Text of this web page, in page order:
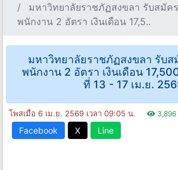
มหาวิทยาลัยราชภัฏสงขลา รับสมัค
พนักงาน 2 อัตรา เงินเดือน 17,5..
มหาวิทยาลัยราชภัฏสงขลา รับส
พนักงาน 2 อัตรา เงินเดือน
ที่ 13 - 17 เม.ย.
โพสเมื่อ 6 เม.ย. 2569 เวลา 09:05 น. 3,896
Facebook X Line